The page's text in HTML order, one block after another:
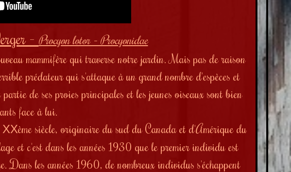
- Procyon lotor - Procyonidae
mammifère qui traverse notre jardin. Mais pas de raison
prédateur qui s'attaque à un grand nombre d'espèces et
de ses proies principales et les jeunes oiseaux sont bien
face à lui.
XXème siècle, originaire du sud du Canada et d'Amérique du
et c'est dans les années 1930 que le premier individu est
Dans les années 1960, de nombreux individus s'échappent